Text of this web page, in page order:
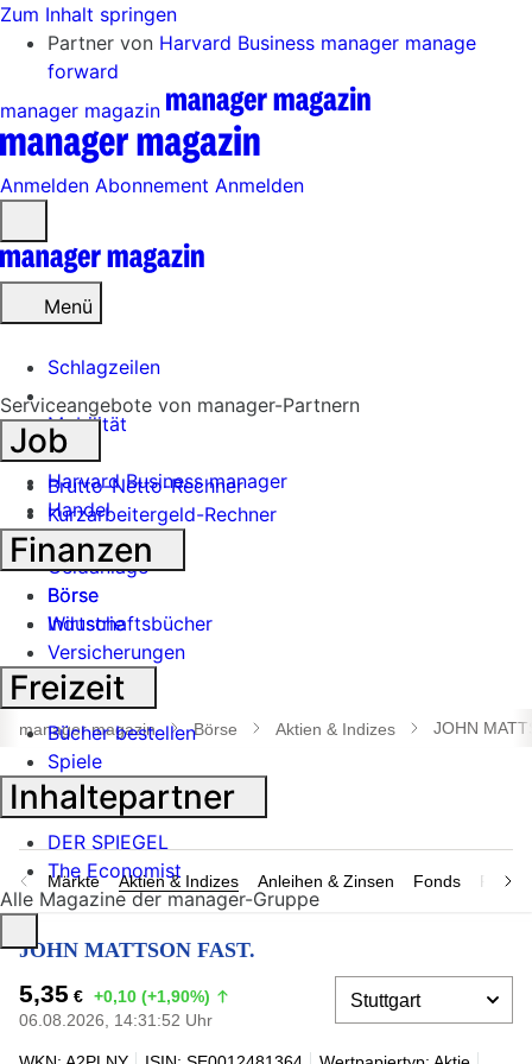
Zum Inhalt springen
Partner von Harvard Business manager manage
forward
manager magazin
Anmelden Abonnement Anmelden
öffnen
Menü
Schlagzeilen
Mobilität
Tech
Harvard Business manager
Handel
Banken
Geldanlage
Börse
Industrie
Suche
öffnen
manager magazin Börse Aktien & Indizes JOHN
Märkte Aktien & Indizes Anleihen & Zinsen Fonds
JOHN MATTSON FAST.
5,35 € +0,10 (+1,90%)
06.08.2026, 14:31:52 Uhr
Serviceangebote von manager-Partnern
Job
Brutto-Netto-Rechner
Kurzarbeitergeld-Rechner
Finanzen
Börse
Wirtschaftsbücher
Versicherungen
Freizeit
Bücher bestellen
Spiele
Inhaltepartner
DER SPIEGEL
The Economist
Alle Magazine der manager-Gruppe